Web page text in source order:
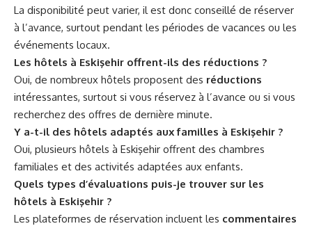
La disponibilité peut varier, il est donc conseillé de réserver
à l’avance, surtout pendant les périodes de vacances ou les
événements locaux.
Les hôtels à Eskişehir offrent-ils des réductions ?
Oui, de nombreux hôtels proposent des réductions
intéressantes, surtout si vous réservez à l’avance ou si vous
recherchez des offres de dernière minute.
Y a-t-il des hôtels adaptés aux familles à Eskişehir ?
Oui, plusieurs hôtels à Eskişehir offrent des chambres
familiales et des activités adaptées aux enfants.
Quels types d’évaluations puis-je trouver sur les
hôtels à Eskişehir ?
Les plateformes de réservation incluent les commentaires